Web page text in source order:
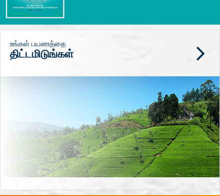
உங்கள் பயணத்தை
திட்டமிடுங்கள்